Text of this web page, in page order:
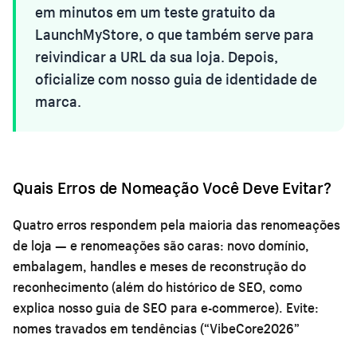
em minutos em um teste gratuito da
LaunchMyStore, o que também serve para
reivindicar a URL da sua loja. Depois,
oficialize com nosso guia de identidade de
marca.
Quais Erros de Nomeação Você Deve Evitar?
Quatro erros respondem pela maioria das renomeações
de loja — e renomeações são caras: novo domínio,
embalagem, handles e meses de reconstrução do
reconhecimento (além do histórico de SEO, como
explica nossoguia de SEO para e-commerce). Evite:
nomes travados em tendências(“VibeCore2026”